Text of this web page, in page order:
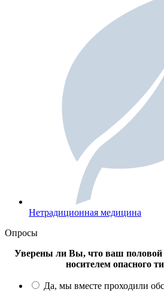
Нетрадиционная медицина
Опросы
Уверены ли Вы, что ваш половой
носителем опасного
Да, мы вместе проходили